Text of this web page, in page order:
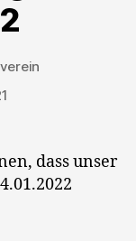
dass unser